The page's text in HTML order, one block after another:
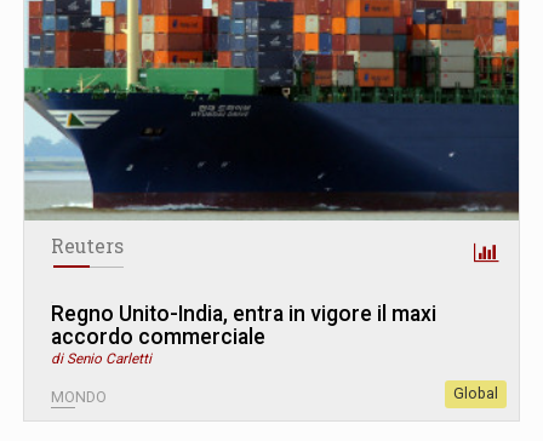
Reuters
Regno Unito-India, entra in vigore il maxi
accordo commerciale
di Senio Carletti
MONDO Global